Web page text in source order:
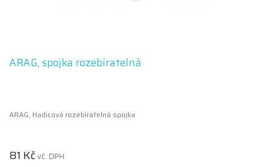
ARAG, spojka rozebíratelná
ARAG, Hadicová rozebíratelná spojka
81 Kčvč. DPH